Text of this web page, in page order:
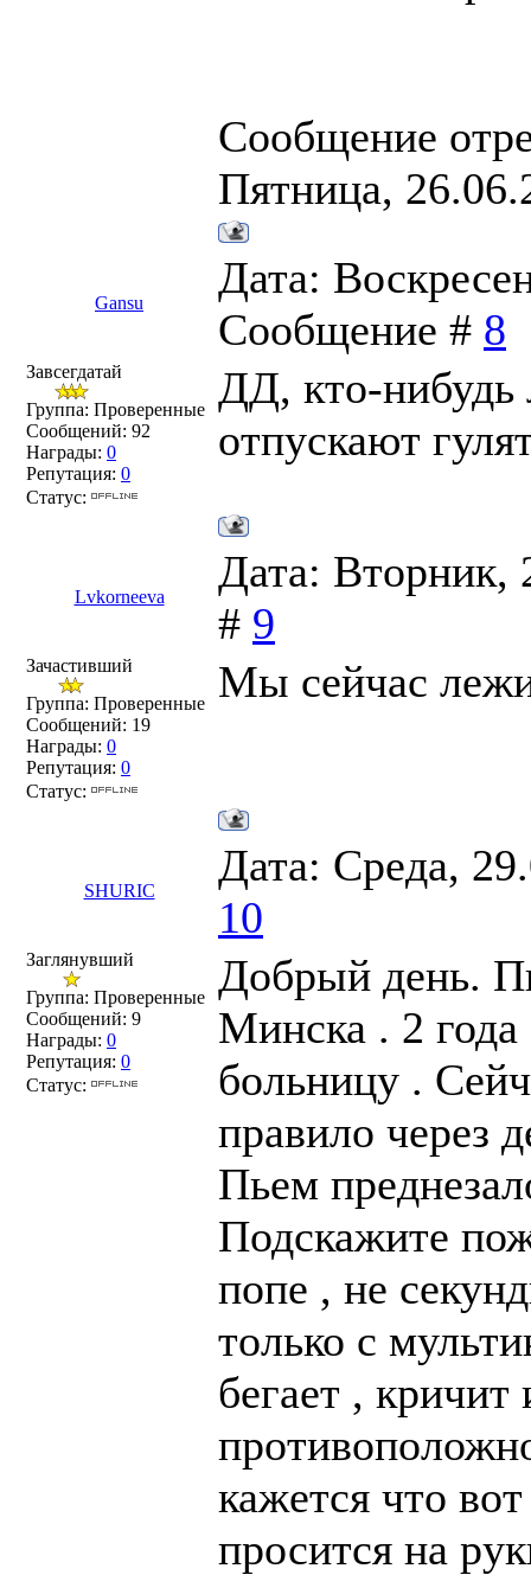
Сообщение
Пятница,
Gansu
Дата:
Сообщение # 8
Завсегдатай
Группа: Проверенные
Сообщений: 92
Награды: 0
Репутация: 0
Статус:
ДД, кто-нибудь
отпускают
Lvkorneeva
Дата: Вторник,
# 9
Зачастивший
Группа: Проверенные
Сообщений: 19
Награды: 0
Репутация: 0
Статус:
Мы сейчас
SHURIC
Дата: Среда,
10
Заглянувший
Группа: Проверенные
Сообщений: 9
Награды: 0
Репутация: 0
Статус:
Добрый день.
Минска . 2 года
больницу .
правило через
Пьем
Подскажите
попе , не
только с
бегает ,
кажется что
просится на